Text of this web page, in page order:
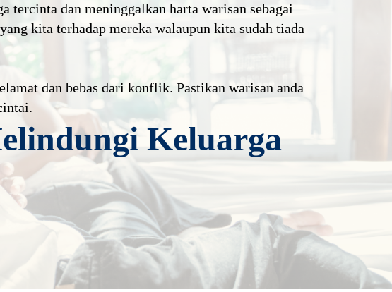
Individu yang Telah Lama Bujang
Baca Lagi
tercinta dan meninggalkan harta warisan sebagai
kita terhadap mereka walaupun kita sudah tiada
dan bebas dari konflik. Pastikan warisan anda
Keluarga